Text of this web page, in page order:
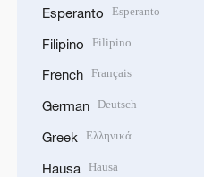
Esperanto Esperanto
Filipino Filipino
French Français
German Deutsch
Greek Ελληνικά
Hausa Hausa